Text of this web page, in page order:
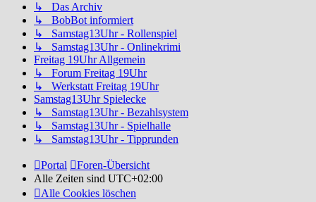
↳ Das Archiv
↳ BobBot informiert
↳ Samstag13Uhr - Rollenspiel
↳ Samstag13Uhr - Onlinekrimi
Freitag 19Uhr Allgemein
↳ Forum Freitag 19Uhr
↳ Werkstatt Freitag 19Uhr
Samstag13Uhr Spielecke
↳ Samstag13Uhr - Bezahlsystem
↳ Samstag13Uhr - Spielhalle
↳ Samstag13Uhr - Tipprunden
Portal
Foren-Übersicht
Alle Zeiten sind UTC+02:00
Alle Cookies löschen